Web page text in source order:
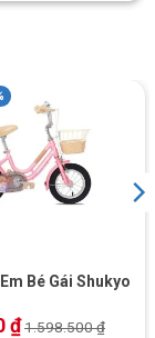
Bé Gái Shukyo
₫1.598.500₫